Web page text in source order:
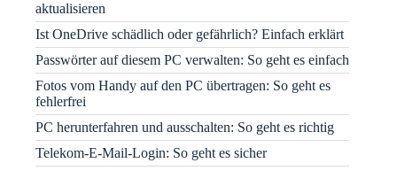
aktualisieren
Ist OneDrive schädlich oder gefährlich? Einfach erklärt
Passwörter auf diesem PC verwalten: So geht es einfach
Fotos vom Handy auf den PC übertragen: So geht es
fehlerfrei
PC herunterfahren und ausschalten: So geht es richtig
Telekom-E-Mail-Login: So geht es sicher